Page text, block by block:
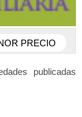
PRECIO
publicadas